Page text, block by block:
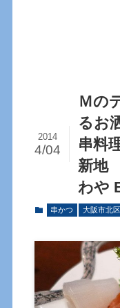
Ｍの
るお
串料
新地
わや
2014
4/04
串かつ 大阪市北区